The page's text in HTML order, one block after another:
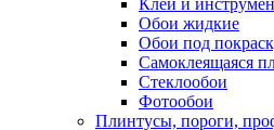
Обои жидкие
Обои под
Самоклеящаяся
Стеклообои
Фотообои
Плинтусы, пороги,